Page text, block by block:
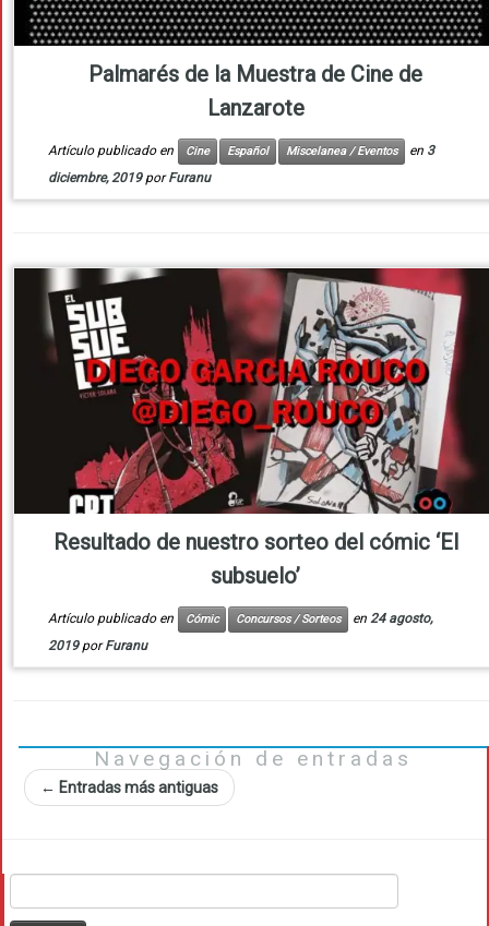
Palmarés de la Muestra de Cine de
Lanzarote
Artículo publicado en Cine Español Miscelanea / Eventos en 3
diciembre, 2019 porFuranu
Resultado de nuestro sorteo del cómic ‘El
subsuelo’
Artículo publicado en Cómic Concursos / Sorteos en 24 agosto,
2019 porFuranu
Navegación de entradas
← Entradas más antiguas